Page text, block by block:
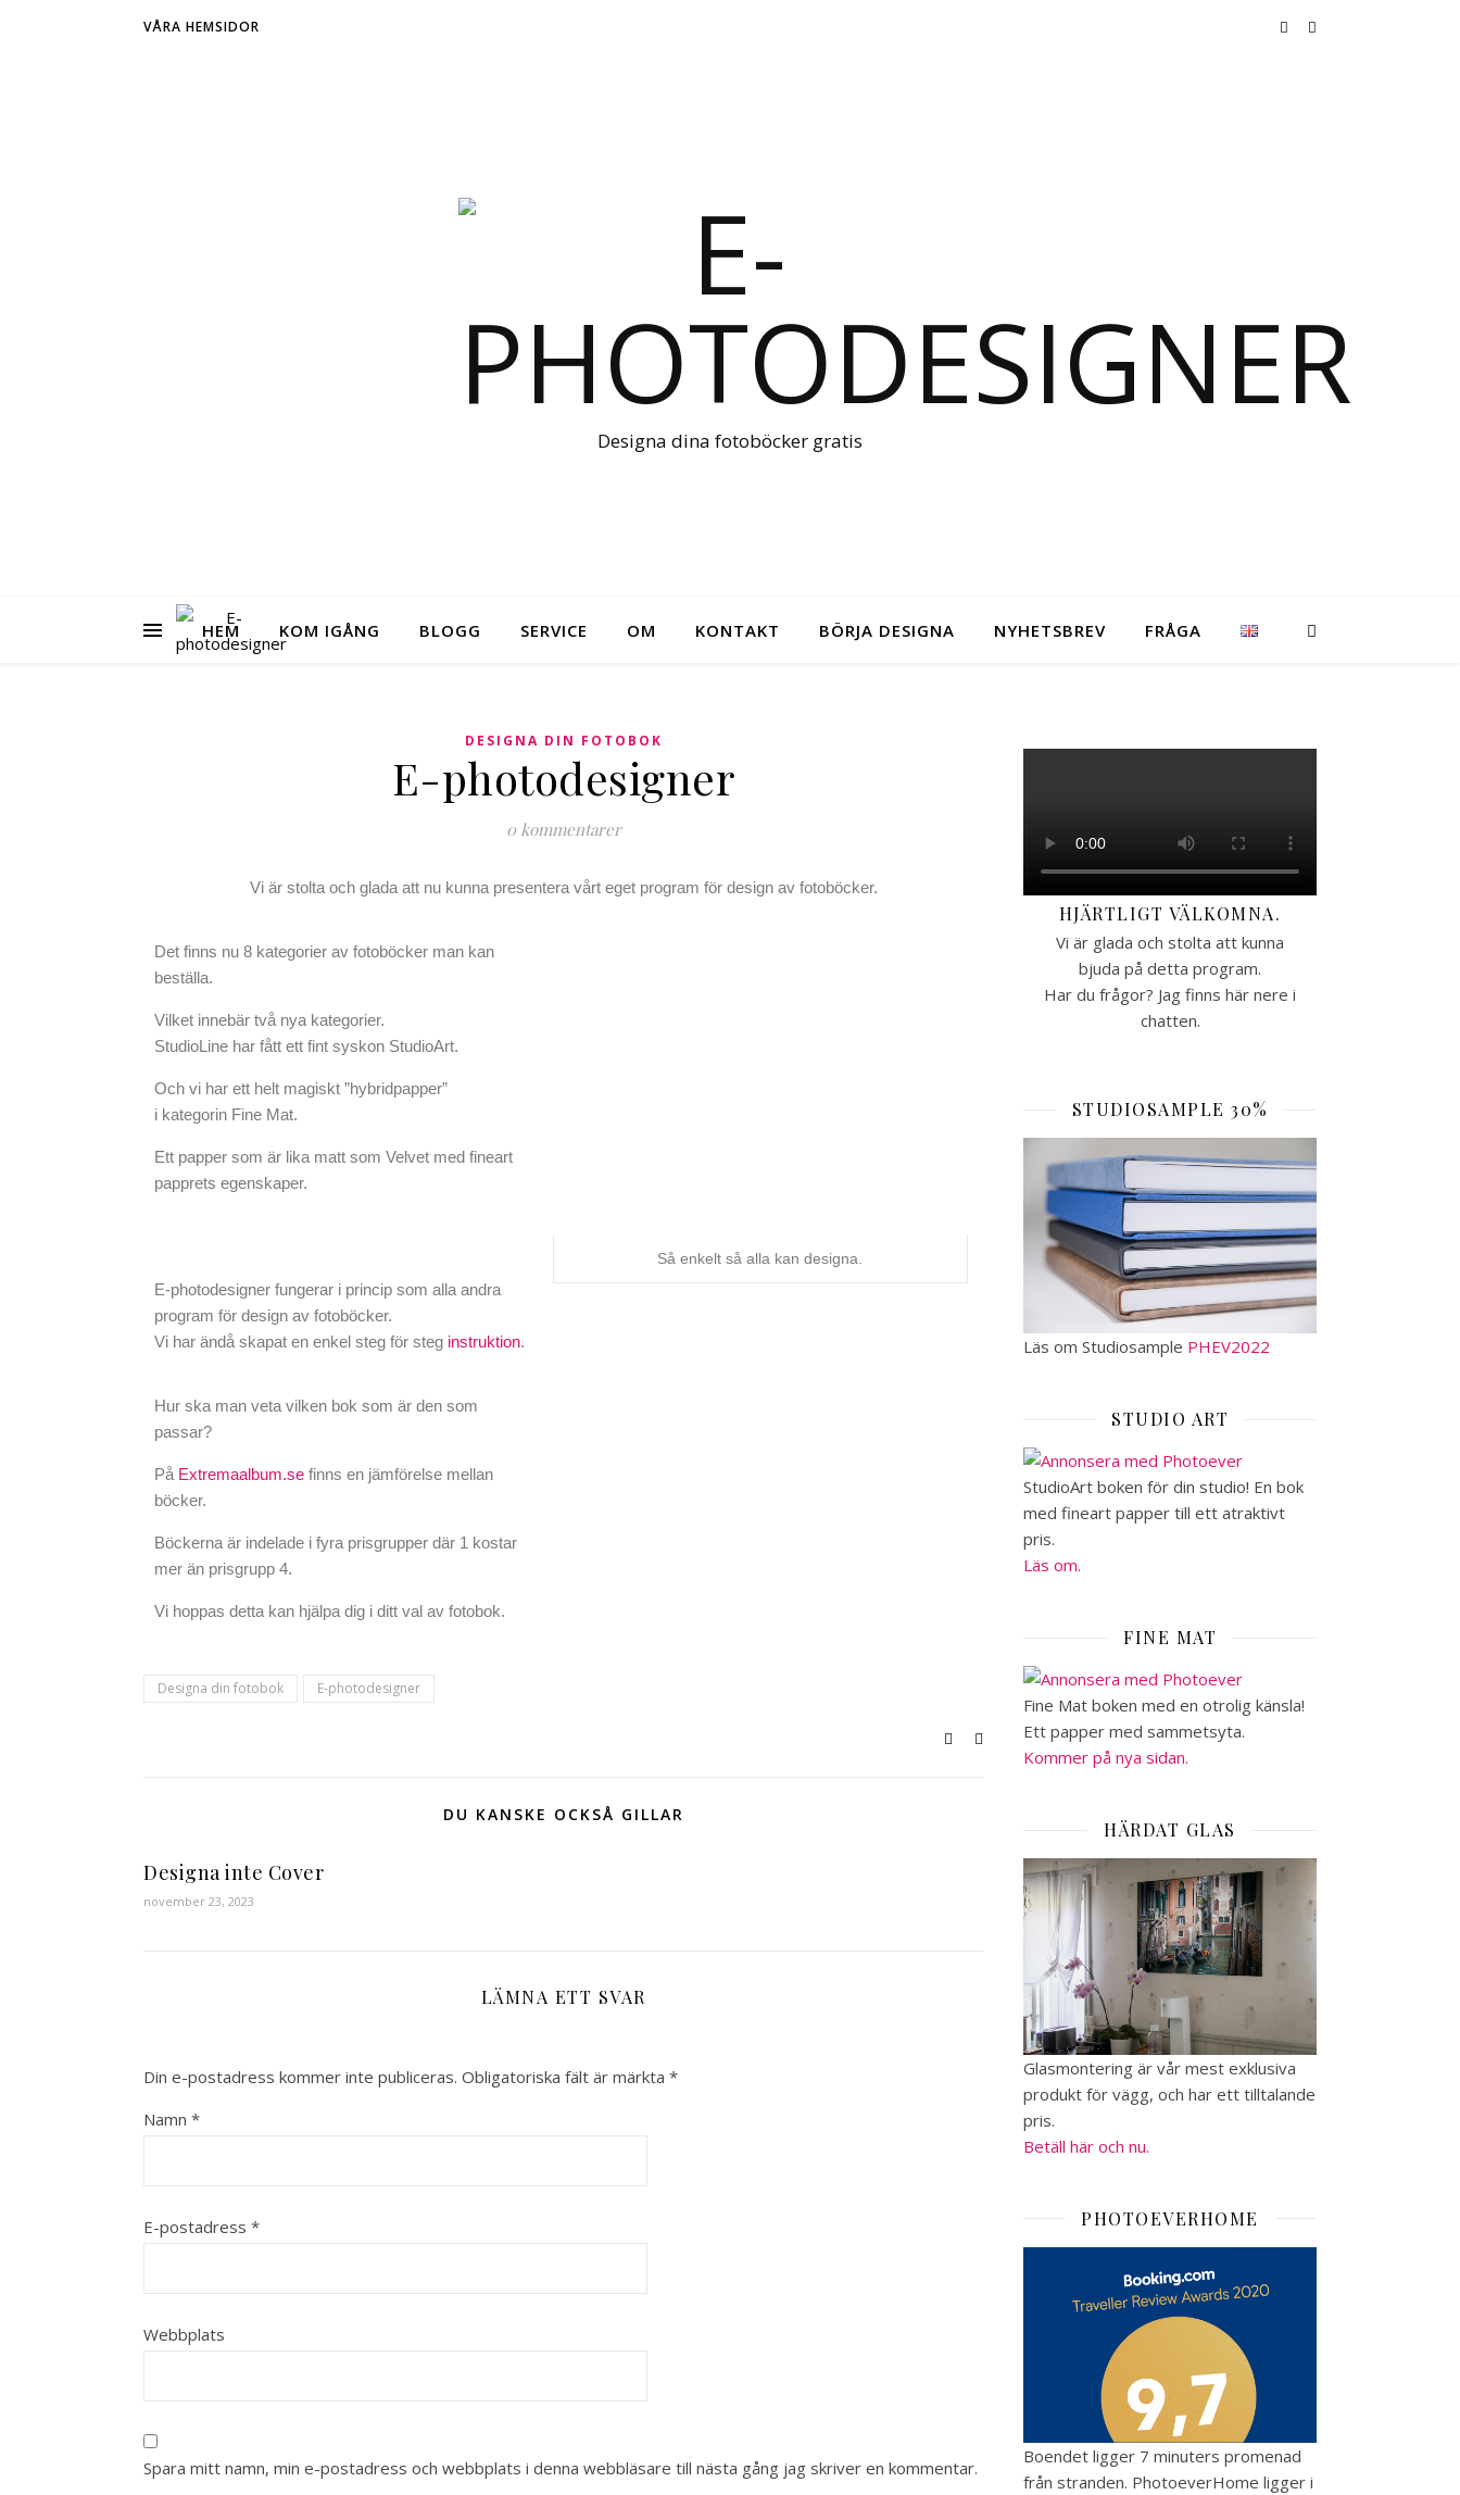
VÅRA HEMSIDOR
Designa dina fotoböcker gratis
HEM KOM IGÅNG BLOGG SERVICE OM KONTAKT BÖRJA DESIGNA NYHETSBREV FRÅGA
DESIGNA DIN FOTOBOK
E-photodesigner
0 kommentarer
Vi är stolta och glada att nu kunna presentera vårt eget program för design av fotoböcker.
Det finns nu 8 kategorier av fotoböcker man kan
beställa.
Vilket innebär två nya kategorier.
StudioLine har fått ett fint syskon StudioArt.
Och vi har ett helt magiskt ”hybridpapper”
i kategorin Fine Mat.
Ett papper som är lika matt som Velvet med fineart
papprets egenskaper.
E-photodesigner fungerar i princip som alla andra
program för design av fotoböcker.
Vi har ändå skapat en enkel steg för steg instruktion.
Så enkelt så alla kan designa.
Hur ska man veta vilken bok som är den som
passar?
På Extremaalbum.se finns en jämförelse mellan
böcker.
Böckerna är indelade i fyra prisgrupper där 1 kostar
mer än prisgrupp 4.
Vi hoppas detta kan hjälpa dig i ditt val av fotobok.
Designa din fotobok E-photodesigner
DU KANSKE OCKSÅ GILLAR
Designa inte Cover
november 23, 2023
LÄMNA ETT SVAR
Din e-postadress kommer inte publiceras. Obligatoriska fält är märkta *
Namn *
E-postadress *
Webbplats
Spara mitt namn, min e-postadress och webbplats i denna webbläsare till nästa gång jag skriver en kommentar.
HJÄRTLIGT VÄLKOMNA.
Vi är glada och stolta att kunna
bjuda på detta program.
Har du frågor? Jag finns här nere i
chatten.
STUDIOSAMPLE 30%
Läs om Studiosample PHEV2022
STUDIO ART
StudioArt boken för din studio! En bok
med fineart papper till ett atraktivt
pris.
Läs om.
FINE MAT
Fine Mat boken med en otrolig känsla!
Ett papper med sammetsyta.
Kommer på nya sidan.
HÄRDAT GLAS
Glasmontering är vår mest exklusiva
produkt för vägg, och har ett tilltalande
pris.
Betäll här och nu.
PHOTOEVERHOME
Boendet ligger 7 minuters promenad
från stranden. PhotoeverHome ligger i